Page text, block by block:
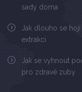
sady doma
Jak dlouho se
extrakci
Jak se vyhnout
pro zdravé zuby